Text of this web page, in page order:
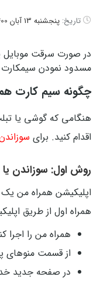
تاریخ: پنجشنبه 13 آبان 1400 - 14:36
در صورت سرقت موبایل
مسدود نمودن سیمکارت
چگونه سیم کارت
هنگامی که گوشی یا
اقدام کنید. برای
روش اول: سوزاندن
اپلیکیشن همراه من یک
همراه اول از طریق
همراه من را اجرا
از قسمت منوهای
در صفحه جدید